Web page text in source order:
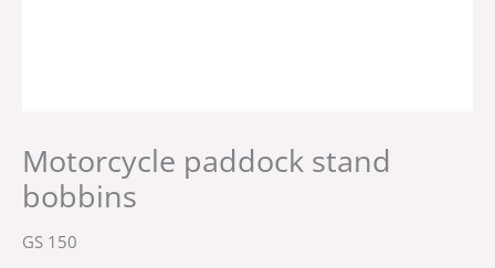
Motorcycle paddock stand
bobbins
GS 150